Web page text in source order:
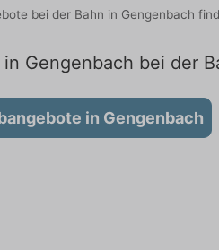
bei der Bahn in Gengenbach
Gengenbach bei der
in Gengenbach